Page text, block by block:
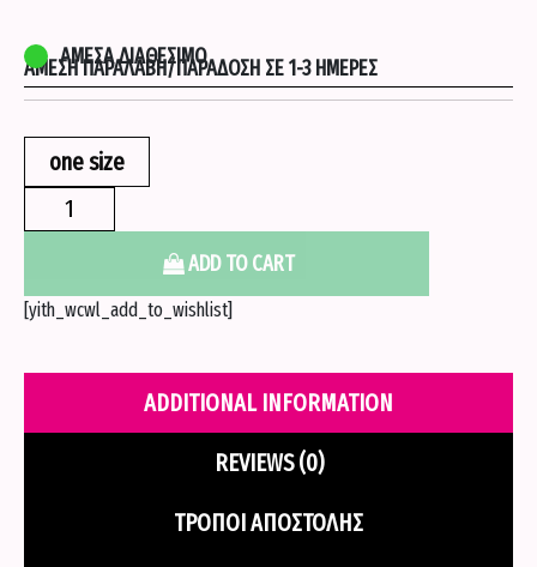
ΆΜΕΣΗ ΠΑΡΑΛΑΒΉ/ΠΑΡΆΔΟΣΗ ΣΕ 1-3 ΗΜΈΡΕΣ
ΆΜΕΣΑ ΔΙΑΘΈΣΙΜΟ
one size
Φορεμα
με
άνοιγμα
μεση
quantity
ADD TO CART
[yith_wcwl_add_to_wishlist]
ADDITIONAL INFORMATION
REVIEWS (0)
ΤΡΌΠΟΙ ΑΠΟΣΤΟΛΉΣ